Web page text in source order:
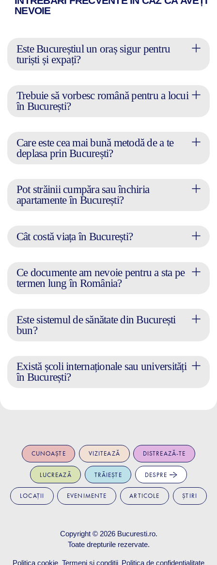
NEVOIE
Este Bucureștiul un oraș sigur pentru
turiști și expați?
Trebuie să vorbesc română pentru a locui
în București?
Care este cea mai bună metodă de a te
deplasa prin București?
Pot străinii cumpăra sau închiria
apartamente în București?
Cât costă viața în București?
Ce documente am nevoie pentru a sta pe
termen lung în România?
Este sistemul de sănătate din București
bun?
Există școli internaționale sau universități
în București?
CUNOAȘTE VIZITEAZĂ DISTREAZĂ-TE
LUCREAZĂ TRĂIEȘTE DESPRE
LOCAȚII EVENIMENTE ARTICOLE ȘTIRI
Copyright © 2026 Bucuresti.ro.
Toate drepturile rezervate.
Politica cookie Termeni și condiții Politica de confidențialitate